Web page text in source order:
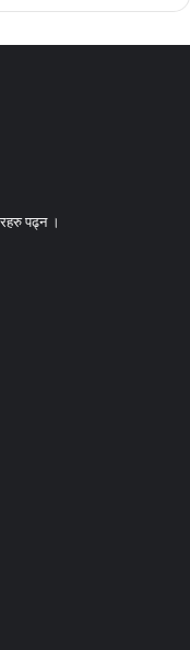
पढ्न ।